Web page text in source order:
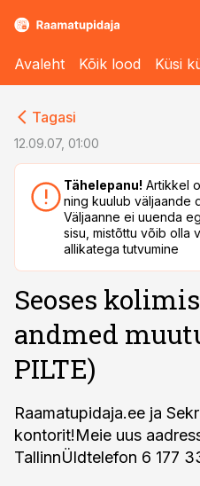
Avaleht Kõik lood Küsi
Tagasi
12.09.07, 01:00
Tähelepanu! Artikkel
ning kuulub väljaande
Väljaanne ei uuenda
sisu, mistõttu võib olla
allikatega tutvumine
Seoses
andmed
PILTE)
Raamatupidaja.ee ja
kontorit!Meie uus
TallinnÜldtelefon 6 177